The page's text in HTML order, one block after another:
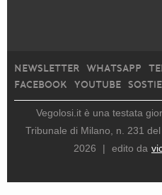
NEWSLETTER WHATSAPP
FACEBOOK
YOUTUBE
Vegolosi.it è una testata
Tribunale di Milano, n. 231
2026
| edito da